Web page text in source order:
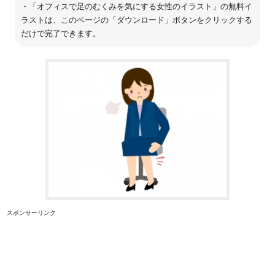
・「オフィスで足のむくみを気にする女性のイラスト」の無料イ
ラストは、このページの「ダウンロード」ボタンをクリックする
だけで完了できます。
スポンサーリンク